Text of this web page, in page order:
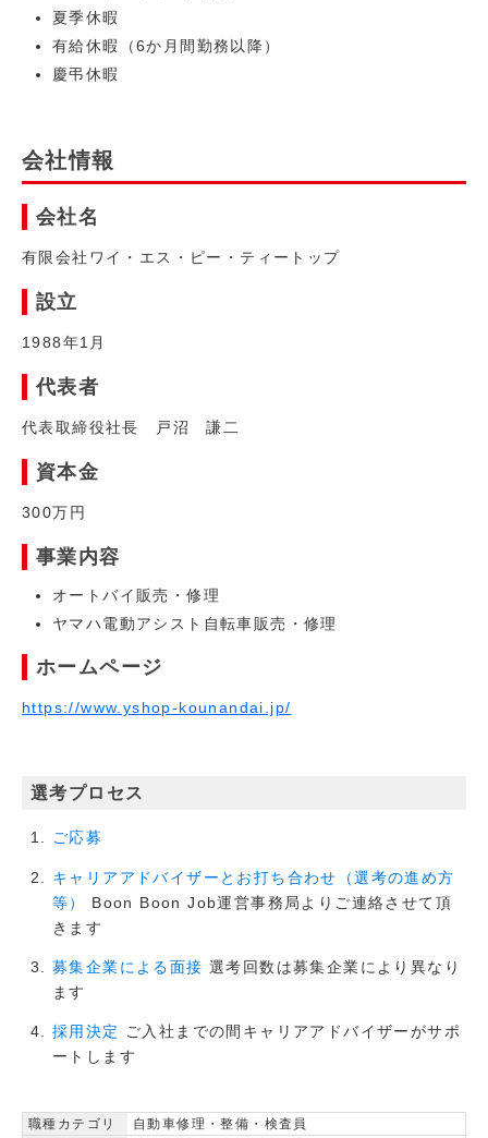
夏季休暇
有給休暇（6か月間勤務以降）
慶弔休暇
会社情報
会社名
有限会社ワイ・エス・ピー・ティートップ
設立
1988年1月
代表者
代表取締役社長 戸沼 謙二
資本金
300万円
事業内容
オートバイ販売・修理
ヤマハ電動アシスト自転車販売・修理
ホームページ
https://www.yshop-kounandai.jp/
選考プロセス
ご応募
キャリアアドバイザーとお打ち合わせ（選考の進め方
等）
Boon Boon Job運営事務局よりご連絡させて頂
きます
募集企業による面接 選考回数は募集企業により異なり
ます
採用決定 ご入社までの間キャリアアドバイザーがサポ
ートします
職種カテゴリ
自動車修理・整備・検査員